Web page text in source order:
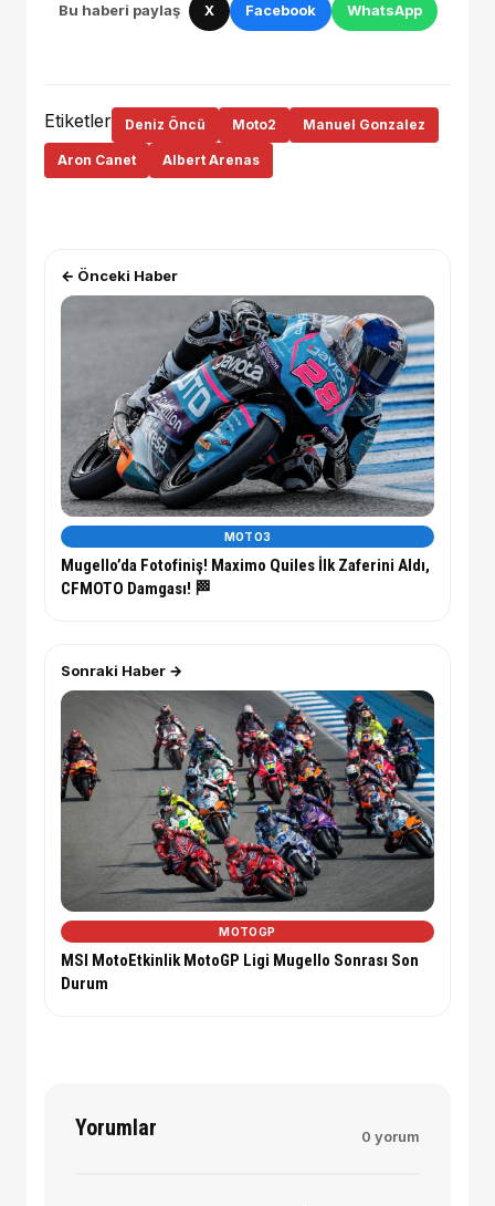
Bu haberi paylaş X Facebook WhatsApp
Etiketler Deniz Öncü Moto2 Manuel Gonzalez
Aron Canet Albert Arenas
← Önceki Haber
MOTO3
Mugello’da Fotofiniş! Maximo Quiles İlk Zaferini Aldı,
CFMOTO Damgası! 🏁
Sonraki Haber →
MOTOGP
MSI MotoEtkinlik MotoGP Ligi Mugello Sonrası Son
Durum
Yorumlar 0 yorum